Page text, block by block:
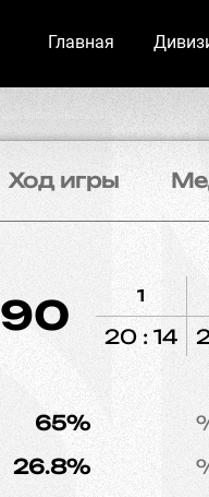
Главная
Ход игры
90 1
20 : 14
65%
26.8%